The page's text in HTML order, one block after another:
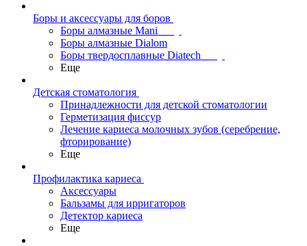
Боры и аксессуары для боров
Боры алмазные Mani
Боры алмазные Dialom
Боры твердосплавные Diatech
Еще
Детская стоматология
Принадлежности для детской стоматологии
Герметизация фиссур
Лечение кариеса молочных зубов (серебрение,
фторирование)
Еще
Профилактика кариеса
Аксессуары
Бальзамы для ирригаторов
Детектор кариеса
Еще